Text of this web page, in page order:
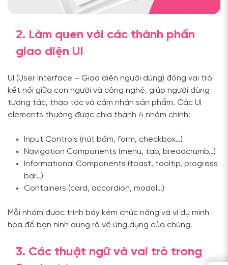
2. Làm quen với các thành phần
giao diện UI
UI (User Interface – Giao diện người dùng) đóng vai trò
kết nối giữa con người và công nghệ, giúp người dùng
tương tác, thao tác và cảm nhận sản phẩm. Các UI
elements thường được chia thành 4 nhóm chính:
Input Controls (nút bấm, form, checkbox…)
Navigation Components (menu, tab, breadcrumb…)
Informational Components (toast, tooltip, progress
bar…)
Containers (card, accordion, modal…)
Mỗi nhóm được trình bày kèm chức năng và ví dụ minh
họa để bạn hình dung rõ về ứng dụng của chúng.
3. Các thuật ngữ và vai trò trong